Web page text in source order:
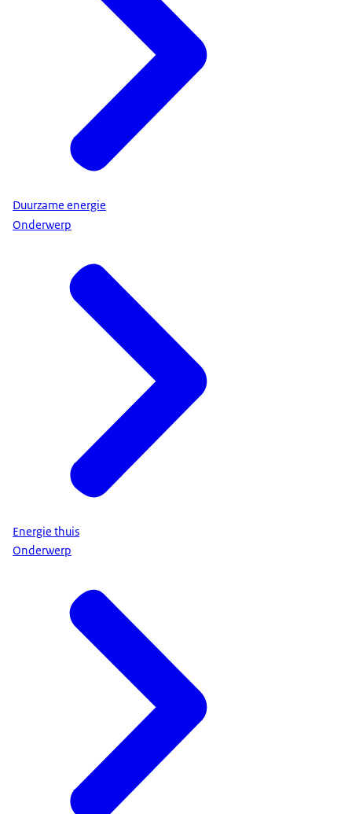
Duurzame energie
Onderwerp
Energie thuis
Onderwerp